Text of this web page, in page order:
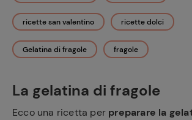
ricette san valentino ricette dolci
Gelatina di fragole fragole
La gelatina di fragole
Ecco una ricetta per preparare la